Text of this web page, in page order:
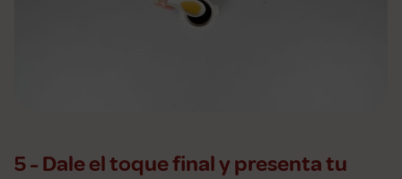
5 - Dale el toque final y presenta tu